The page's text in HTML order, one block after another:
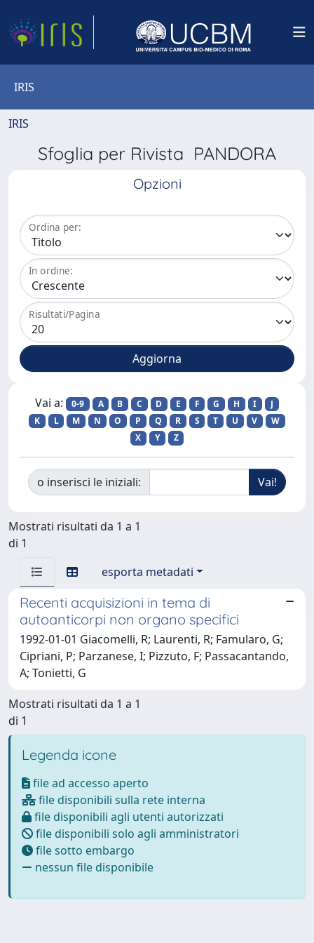
IRIS
IRIS
Sfoglia per Rivista PANDORA
Opzioni
Ordina per:
In ordine:
Risultati/Pagina
Vai a: 0-9 A B C D E F G H I
J
K
L M N O P Q R S T U V
W
X
Y Z
o inserisci le iniziali:
Mostrati risultati da 1 a 1
di 1
esporta metadati
Recenti acquisizioni in tema di
autoanticorpi non organo specifici
1992-01-01 Giacomelli, R; Laurenti, R; Famularo, G;
Cipriani, P; Parzanese, I; Pizzuto, F; Passacantando,
A; Tonietti, G
Mostrati risultati da 1 a 1
di 1
Legenda icone
file ad accesso aperto
file disponibili sulla rete interna
file disponibili agli utenti autorizzati
file disponibili solo agli amministratori
file sotto embargo
nessun file disponibile